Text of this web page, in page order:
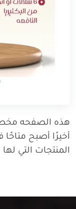
هذه الصفحه
أخيرًا أصبح
المنتجات التي